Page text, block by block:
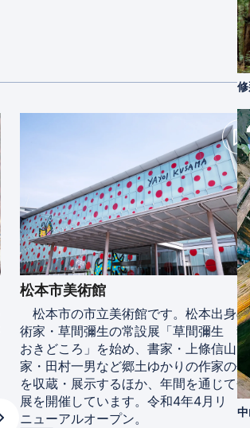
松本市美術館
松本市の市立美術館です。松本出身
術家・草間彌生の常設展「草間彌生
おきどころ」を始め、書家・上條信山、
家・田村一男など郷土ゆかりの作家の作
を収蔵・展示するほか、年間を通じて
展を開催しています。令和4年4月リ
ニューアルオープン。